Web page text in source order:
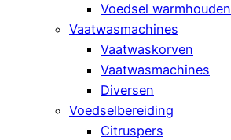
Voedsel warmhouden
Vaatwasmachines
Vaatwaskorven
Vaatwasmachines
Diversen
Voedselbereiding
Citruspers